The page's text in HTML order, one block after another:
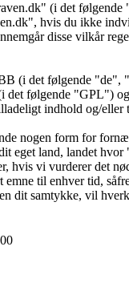
(i det
hvis du ikke
disse vilkår
(i det følgende
det følgende "GPL")
indhold og/
nogen form for
eget land, landet
hvis vi vurderer det
til enhver tid,
dit samtykke, vil